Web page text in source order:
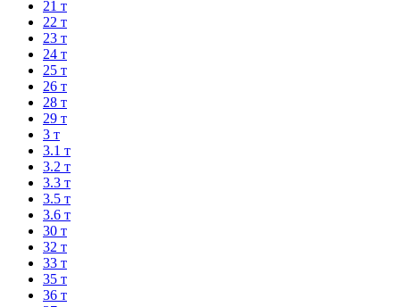
21 т
22 т
23 т
24 т
25 т
26 т
28 т
29 т
3 т
3.1 т
3.2 т
3.3 т
3.5 т
3.6 т
30 т
32 т
33 т
35 т
36 т